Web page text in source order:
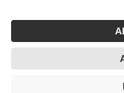
https://
Einige Bilder und Inhalte